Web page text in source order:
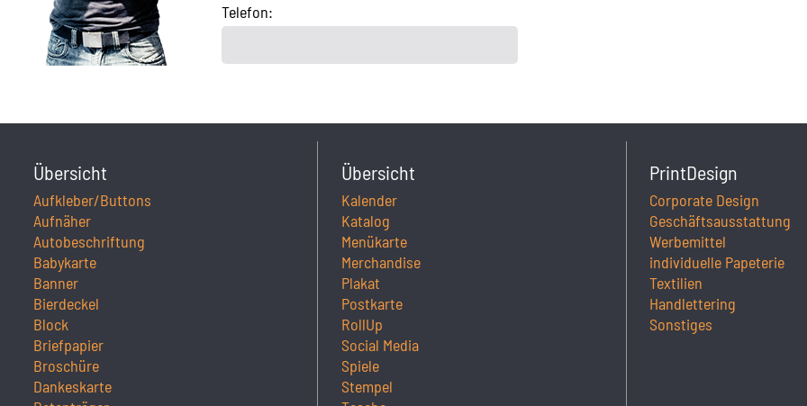
Telefon:
Übersicht
Aufkleber/Buttons
Aufnäher
Autobeschriftung
Babykarte
Banner
Bierdeckel
Block
Briefpapier
Broschüre
Dankeskarte
Übersicht
Kalender
Katalog
Menükarte
Merchandise
Plakat
Postkarte
RollUp
Social Media
Spiele
Stempel
PrintDesign
Corporate Design
Geschäftsausstattung
Werbemittel
individuelle Papeterie
Textilien
Handlettering
Sonstiges